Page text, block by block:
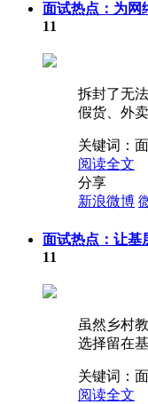
面试热点：为网
11
拆封了无
假货、外
关键词：
阅读全文
分享
新浪微博
面试热点：让基
11
虽然乡村
选择留在
关键词：
阅读全文